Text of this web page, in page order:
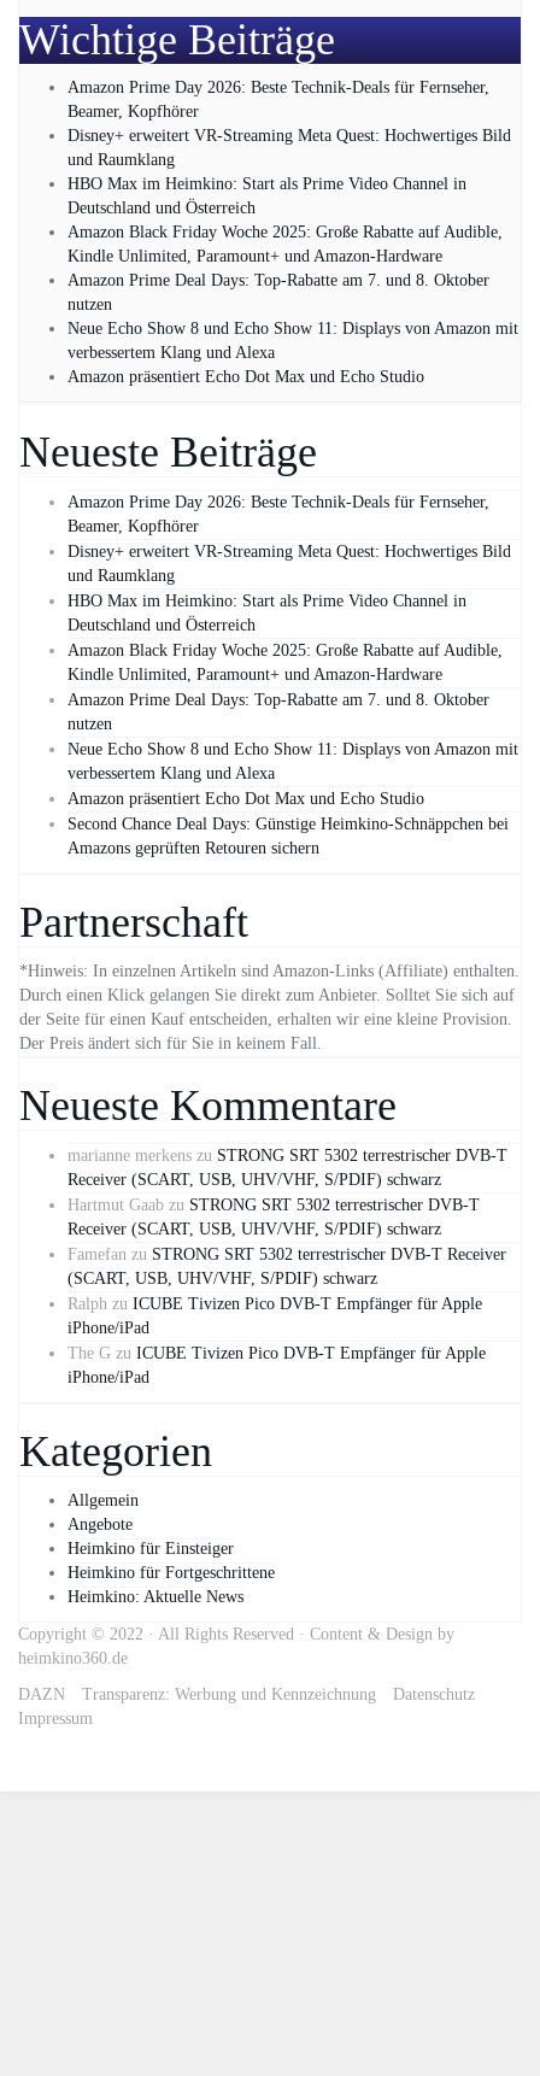
Wichtige Beiträge
Amazon Prime Day 2026: Beste Technik-Deals für Fernseher,
Beamer, Kopfhörer
Disney+ erweitert VR‑Streaming Meta Quest: Hochwertiges Bild
und Raumklang
HBO Max im Heimkino: Start als Prime Video Channel in
Deutschland und Österreich
Amazon Black Friday Woche 2025: Große Rabatte auf Audible,
Kindle Unlimited, Paramount+ und Amazon‑Hardware
Amazon Prime Deal Days: Top-Rabatte am 7. und 8. Oktober
nutzen
Neue Echo Show 8 und Echo Show 11: Displays von Amazon mit
verbessertem Klang und Alexa
Amazon präsentiert Echo Dot Max und Echo Studio
Neueste Beiträge
Amazon Prime Day 2026: Beste Technik-Deals für Fernseher,
Beamer, Kopfhörer
Disney+ erweitert VR‑Streaming Meta Quest: Hochwertiges Bild
und Raumklang
HBO Max im Heimkino: Start als Prime Video Channel in
Deutschland und Österreich
Amazon Black Friday Woche 2025: Große Rabatte auf Audible,
Kindle Unlimited, Paramount+ und Amazon‑Hardware
Amazon Prime Deal Days: Top-Rabatte am 7. und 8. Oktober
nutzen
Neue Echo Show 8 und Echo Show 11: Displays von Amazon mit
verbessertem Klang und Alexa
Amazon präsentiert Echo Dot Max und Echo Studio
Second Chance Deal Days: Günstige Heimkino-Schnäppchen bei
Amazons geprüften Retouren sichern
Partnerschaft
*Hinweis: In einzelnen Artikeln sind Amazon-Links (Affiliate) enthalten.
Durch einen Klick gelangen Sie direkt zum Anbieter. Solltet Sie sich auf
der Seite für einen Kauf entscheiden, erhalten wir eine kleine Provision.
Der Preis ändert sich für Sie in keinem Fall.
Neueste Kommentare
marianne merkens zu STRONG SRT 5302 terrestrischer DVB-T
Receiver (SCART, USB, UHV/VHF, S/PDIF) schwarz
Hartmut Gaab zu STRONG SRT 5302 terrestrischer DVB-T
Receiver (SCART, USB, UHV/VHF, S/PDIF) schwarz
Famefan zu STRONG SRT 5302 terrestrischer DVB-T Receiver
(SCART, USB, UHV/VHF, S/PDIF) schwarz
Ralph zu ICUBE Tivizen Pico DVB-T Empfänger für Apple
iPhone/iPad
The G zu ICUBE Tivizen Pico DVB-T Empfänger für Apple
iPhone/iPad
Kategorien
Allgemein
Angebote
Heimkino für Einsteiger
Heimkino für Fortgeschrittene
Heimkino: Aktuelle News
Copyright © 2022 · All Rights Reserved · Content & Design by
heimkino360.de
DAZN
Transparenz: Werbung und Kennzeichnung
Datenschutz
Impressum